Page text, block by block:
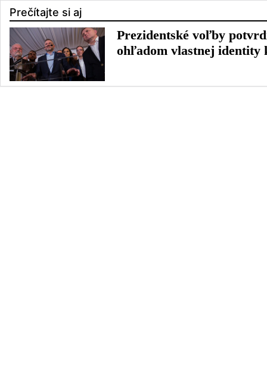
Prečítajte si aj
Prezidentské voľby
ohľadom vlastnej identity